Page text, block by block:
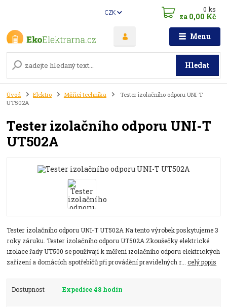
Menu
CZK
Hledat
0ks
za 0,00 Kč
Úvod Elektro Měřicí technika
Tester izolačního odporu UNI-T
UT502A
Tester izolačního odporu UNI-T
UT502A
Tester izolačního odporu UNI-T UT502A Na tento výrobek poskytujeme 3
roky záruku. Tester izolačního odporu UT502A.Zkoušečky elektrické
izolace řady UT500 se používají k měření izolačního odporu elektrických
zařízení a domácích spotřebičů při provádění pravidelných r...celý popis
Dostupnost Expedice 48 hodin